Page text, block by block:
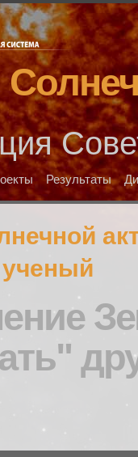
Результаты
ученый